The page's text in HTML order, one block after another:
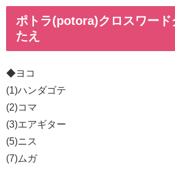
ポトラ(potora)クロスワード
たえ
◆ヨコ
(1)ハンダゴテ
(2)コマ
(3)エアギター
(5)ニス
(7)ムガ